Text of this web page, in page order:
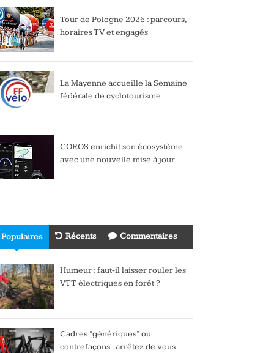
Tour de Pologne 2026 : parcours,
horaires TV et engagés
La Mayenne accueille la Semaine
fédérale de cyclotourisme
COROS enrichit son écosystème
avec une nouvelle mise à jour
Populaires Récents Commentaires
Humeur : faut-il laisser rouler les
VTT électriques en forêt ?
Cadres “génériques” ou
contrefaçons : arrêtez de vous